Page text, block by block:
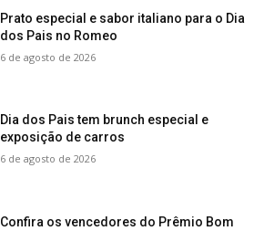
Prato especial e sabor italiano para o Dia
dos Pais no Romeo
6 de agosto de 2026
Dia dos Pais tem brunch especial e
exposição de carros
6 de agosto de 2026
Confira os vencedores do Prêmio Bom